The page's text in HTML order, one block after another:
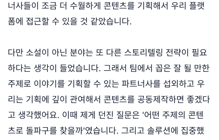
너사들이 조금 더 수월하게 콘텐츠를 기획해서 우리 플랫
폼에 접근할 수 있을 것 같았습니다.
다만 소설이 아닌 분야는 또 다른 스토리텔링 전략이 필요
하다는 생각이 들었습니다. 그래서 팀에서 꼽은 잘 될 만한
주제로 이야기를 기획할 수 있는 파트너사를 섭외하고 우
리는 기획에 깊이 관여해서 콘텐츠를 공동제작하면 좋겠다
고 생각했어요. 이때 제게 던진 질문은 '어떤 주제의 콘텐
츠로 돌파구를 찾을까'였습니다. 그리고 솔루션에 집중했